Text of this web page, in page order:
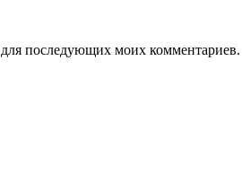
для последующих моих комментариев.